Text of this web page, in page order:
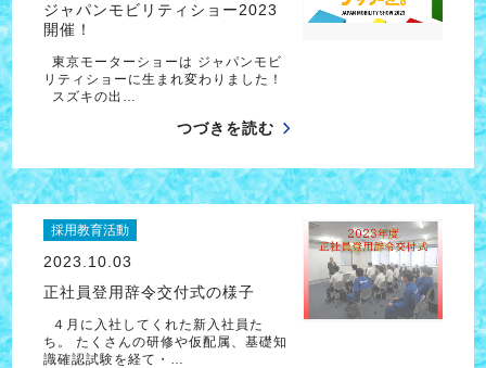
ジャパンモビリティショー2023
開催！
東京モーターショーは ジャパンモビ
リティショーに生まれ変わりました！
スズキの出…
つづきを読む
採用教育活動
2023.10.03
正社員登用辞令交付式の様子
４月に入社してくれた新入社員た
ち。 たくさんの研修や仮配属、基礎知
識確認試験を経て・…